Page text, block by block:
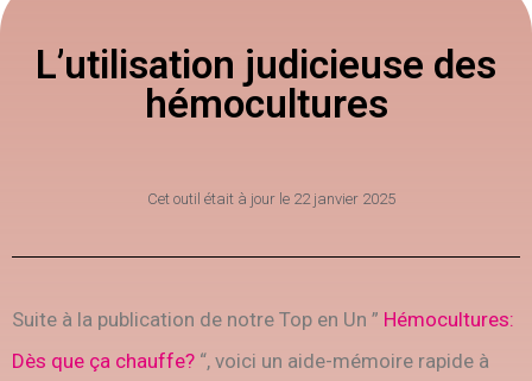
L’utilisation judicieuse des
hémocultures
Cet outil était à jour le 22 janvier 2025
Suite à la publication de notre Top en Un ” Hémocultures:
Dès que ça chauffe? “, voici un aide-mémoire rapide à